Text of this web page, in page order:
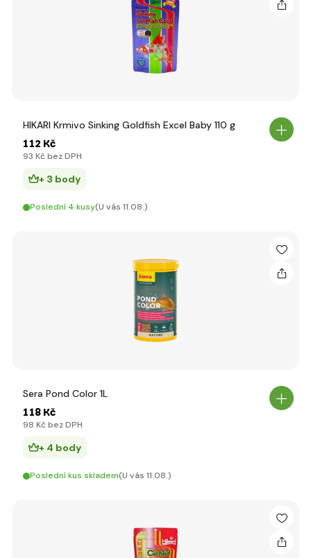
HIKARI Krmivo Sinking Goldfish Excel Baby 110 g
112 Kč
93 Kč bez DPH
+ 3 body
Poslední 4 kusy(U vás 11.08.)
Sera Pond Color 1L
118 Kč
98 Kč bez DPH
+ 4 body
Poslední kus skladem(U vás 11.08.)